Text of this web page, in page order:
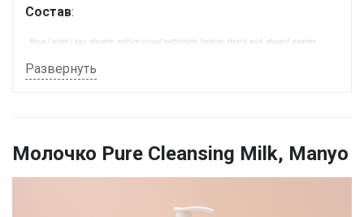
Состав:
Развернуть
Молочко Pure Cleansing Milk, Manyo